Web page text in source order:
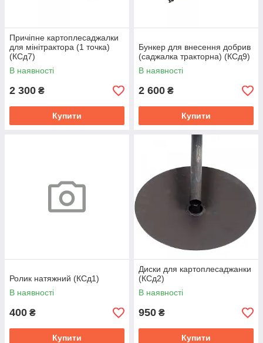
Причіпне картоплесаджалки
для мінітрактора (1 точка)
(КСд7)
В наявності
2 300 ₴
Купити
Бункер для внесення добрив
(саджалка тракторна) (КСд9)
В наявності
2 600 ₴
Купити
Ролик натяжний (КСд1)
В наявності
400 ₴
Купити
Диски для картоплесаджанки
(КСд2)
В наявності
950 ₴
Купити